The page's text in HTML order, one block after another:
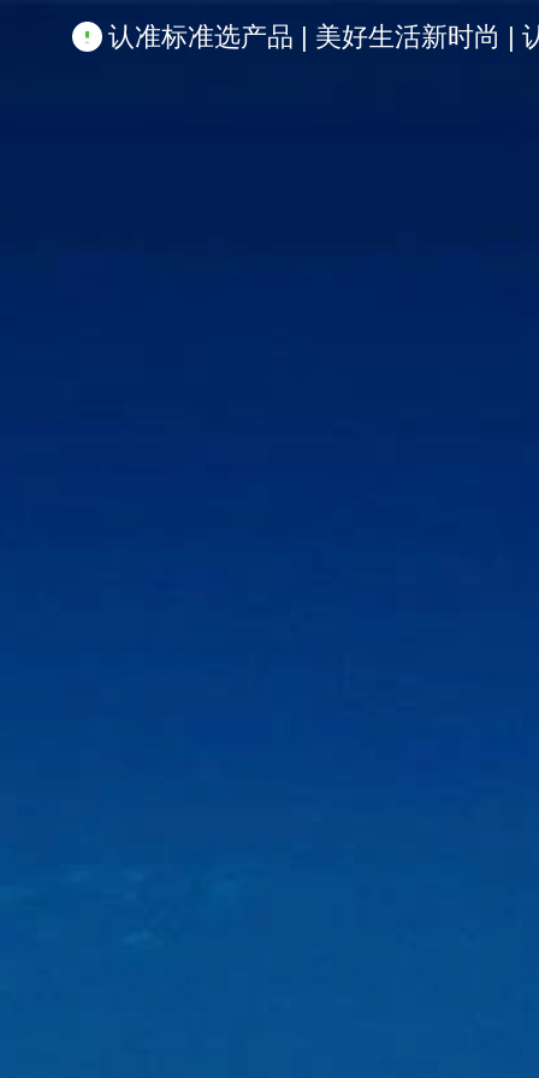
认准标准选产品 | 美好生活新时尚 |